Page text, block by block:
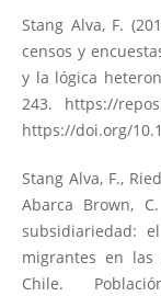
Stang Alva, F.
censos y
y la lógica
243. https://
https://doi.org/
Stang Alva, F.,
Abarca Brown,
subsidiariedad:
migrantes en las
Chile.